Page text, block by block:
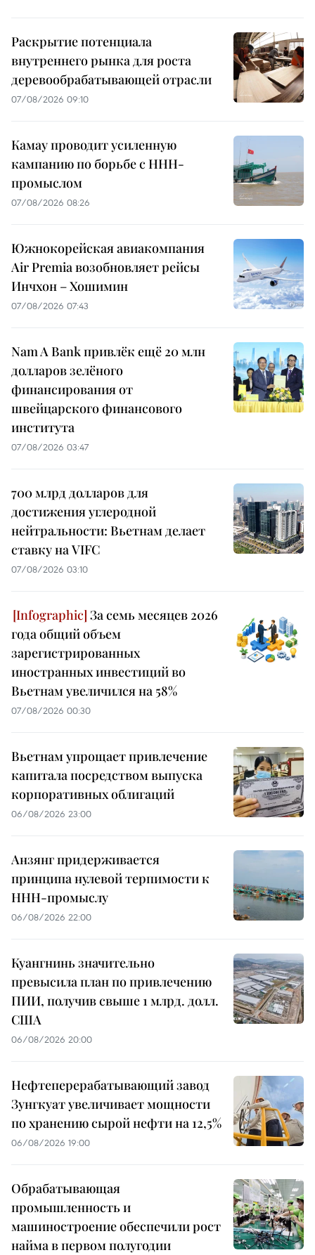
Раскрытие потенциала
внутреннего рынка для роста
деревообрабатывающей отрасли
07/08/2026 09:10
Камау проводит усиленную
кампанию по борьбе с ННН-
промыслом
07/08/2026 08:26
Южнокорейская авиакомпания
Air Premia возобновляет рейсы
Инчхон – Хошимин
07/08/2026 07:43
Nam A Bank привлёк ещё 20 млн
долларов зелёного
финансирования от
швейцарского финансового
института
07/08/2026 03:47
700 млрд долларов для
достижения углеродной
нейтральности: Вьетнам делает
ставку на VIFC
07/08/2026 03:10
За семь месяцев 2026
года общий объем
зарегистрированных
иностранных инвестиций во
Вьетнам увеличился на 58%
07/08/2026 00:30
Вьетнам упрощает привлечение
капитала посредством выпуска
корпоративных облигаций
06/08/2026 23:00
Анзянг придерживается
принципа нулевой терпимости к
ННН-промыслу
06/08/2026 22:00
Куангнинь значительно
превысила план по привлечению
ПИИ, получив свыше 1 млрд. долл.
США
06/08/2026 20:00
Нефтеперерабатывающий завод
Зунгкуат увеличивает мощности
по хранению сырой нефти на 12,5%
06/08/2026 19:00
Обрабатывающая
промышленность и
машиностроение обеспечили рост
найма в первом полугодии